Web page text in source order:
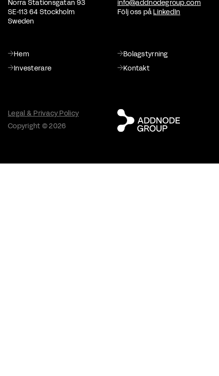
Norra Stationsgatan 93
SE-113 64 Stockholm
Sweden
info@addnodegroup.com
Följ oss på LinkedIn
Hem
Bolagstyrning
Investerare
Kontakt
Legal & Privacy Policy
Copyright © 2026